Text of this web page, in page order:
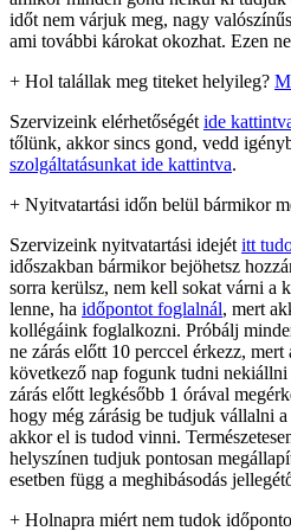
időt nem várjuk meg, nagy
ami további károkat okozhat. Ezen
+ Hol talállak meg titeket helyileg?
Szervizeink elérhetőségét ide
tőlünk, akkor sincs gond, vedd
szolgáltatásunkat ide kattintva.
+ Nyitvatartási időn belül bármikor
Szervizeink nyitvatartási idejét itt
időszakban bármikor bejöhetsz
sorra kerülsz, nem kell sokat várni a
lenne, ha időpontot foglalnál, mert
kollégáink foglalkozni. Próbálj
ne zárás előtt 10 perccel érkezz,
következő nap fogunk tudni nekiállni
zárás előtt legkésőbb 1 órával
hogy még zárásig be tudjuk vállalni
akkor el is tudod vinni.
helyszínen tudjuk pontosan
esetben függ a meghibásodás
+ Holnapra miért nem tudok